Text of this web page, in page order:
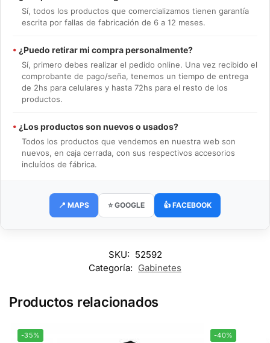
Sí, todos los productos que comercializamos tienen garantía
escrita por fallas de fabricación de 6 a 12 meses.
• ¿Puedo retirar mi compra personalmente?
Sí, primero debes realizar el pedido online. Una vez recibido el
comprobante de pago/seña, tenemos un tiempo de entrega
de 2hs para celulares y hasta 72hs para el resto de los
productos.
• ¿Los productos son nuevos o usados?
Todos los productos que vendemos en nuestra web son
nuevos, en caja cerrada, con sus respectivos accesorios
incluídos de fábrica.
📍 MAPS ⭐ GOOGLE 👍 FACEBOOK
SKU: 52592
Categoría: Gabinetes
Productos relacionados
-35% -40%